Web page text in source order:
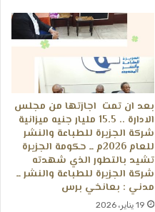
بعد ان تمت اجازتها من مجلس
الادارة .. 15.5 مليار جنيه ميزانية
شركة الجزيرة للطباعة والنشر
للعام 2026م ــ حكومة الجزيرة
تشيد بالتطور الذي شهدته
شركة الجزيرة للطباعة والنشر ــ
مدني : بعانخي برس
19 يناير، 2026